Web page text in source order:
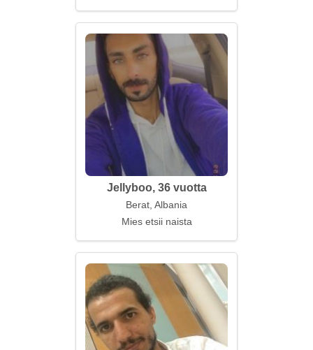
Jellyboo, 36 vuotta
Berat, Albania
Mies etsii naista